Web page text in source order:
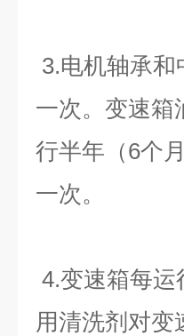
3.电机轴承
一次。变速箱
行半年（6个
一次。
4.变速箱每
用清洗剂对变